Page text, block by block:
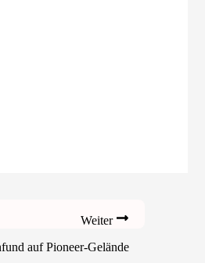
Weiter
auf Pioneer-Gelände